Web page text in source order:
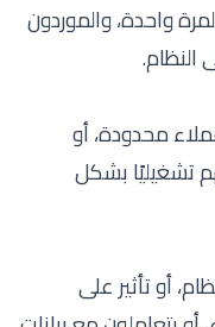
لمرة واحدة، والموردون
النظام.
محدودة، أو
تشغيليًا بشكل
أو تأثير على